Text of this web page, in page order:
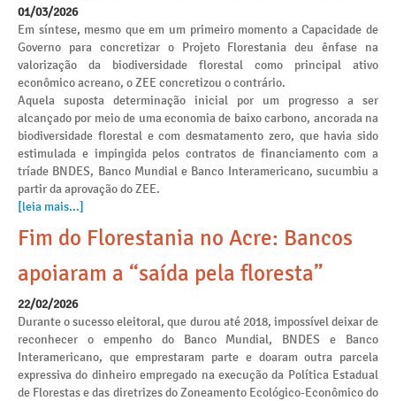
01/03/2026
Em síntese, mesmo que em um primeiro momento a Capacidade de
Governo para concretizar o Projeto Florestania deu ênfase na
valorização da biodiversidade florestal como principal ativo
econômico acreano, o ZEE concretizou o contrário.
Aquela suposta determinação inicial por um progresso a ser
alcançado por meio de uma economia de baixo carbono, ancorada na
biodiversidade florestal e com desmatamento zero, que havia sido
estimulada e impingida pelos contratos de financiamento com a
tríade BNDES, Banco Mundial e Banco Interamericano, sucumbiu a
partir da aprovação do ZEE.
[leia mais...]
Fim do Florestania no Acre: Bancos
apoiaram a “saída pela floresta”
22/02/2026
Durante o sucesso eleitoral, que durou até 2018, impossível deixar de
reconhecer o empenho do Banco Mundial, BNDES e Banco
Interamericano, que emprestaram parte e doaram outra parcela
expressiva do dinheiro empregado na execução da Política Estadual
de Florestas e das diretrizes do Zoneamento Ecológico-Econômico do